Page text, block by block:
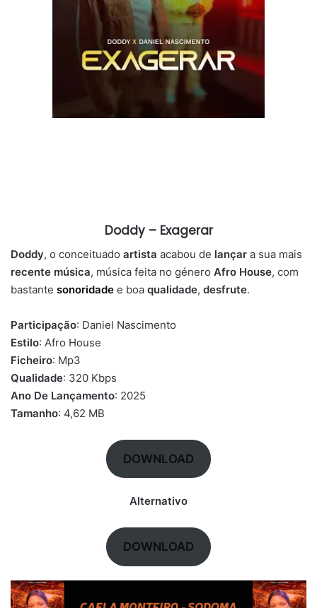
Doddy – Exagerar
Doddy, o conceituado artista acabou de lançar a sua mais
recente música, música feita no género Afro House, com
bastante sonoridade e boa qualidade, desfrute.
Participação: Daniel Nascimento
Estilo: Afro House
Ficheiro: Mp3
Qualidade: 320 Kbps
Ano De Lançamento: 2025
Tamanho: 4,62 MB
DOWNLOAD
Alternativo
DOWNLOAD